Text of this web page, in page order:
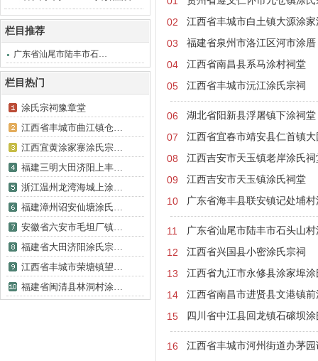
02 江西省丰城市白土镇大源涂
03 福建省泉州市洛江区河市涂厝
04 江西省南昌县系马涂村祠堂
05 江西省丰城市沅江涂氏宗祠
06 湖北省阳新县浮屠镇下涂祠堂
07 江西省宜春市靖安县仁首镇
08 江西吉安市天玉镇老岸涂氏祠
09 江西吉安市天玉镇涂氏祠堂
10 广东省海丰县联安镇记处埔
11 广东省汕尾市陆丰市石头山
12 江西省兴国县小密涂氏宗祠
13 江西省九江市永修县涂家埠
14 江西省南昌市进贤县文港镇
15 四川省中江县回龙镇石磙坝
16 江西省丰城市河州街道办茅
栏目推荐
广东省汕尾市陆丰市石…
栏目热门
涂氏宗祠豫章堂
江西省丰城市曲江镇仓…
江西宜黄涂家寨涂氏宗…
福建三明大田济阳上丰…
浙江温州龙湾海城上涂…
福建漳州诏安仙塘涂氏…
安徽省六安市毛坦厂镇…
福建省大田济阳涂氏宗…
江西省丰城市荣塘镇望…
福建省闽清县林洞村涂…